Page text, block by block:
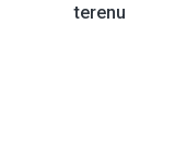
terenu